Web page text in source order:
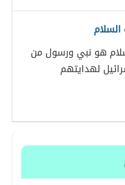
هو نبي ورسول من
لهدايتهم